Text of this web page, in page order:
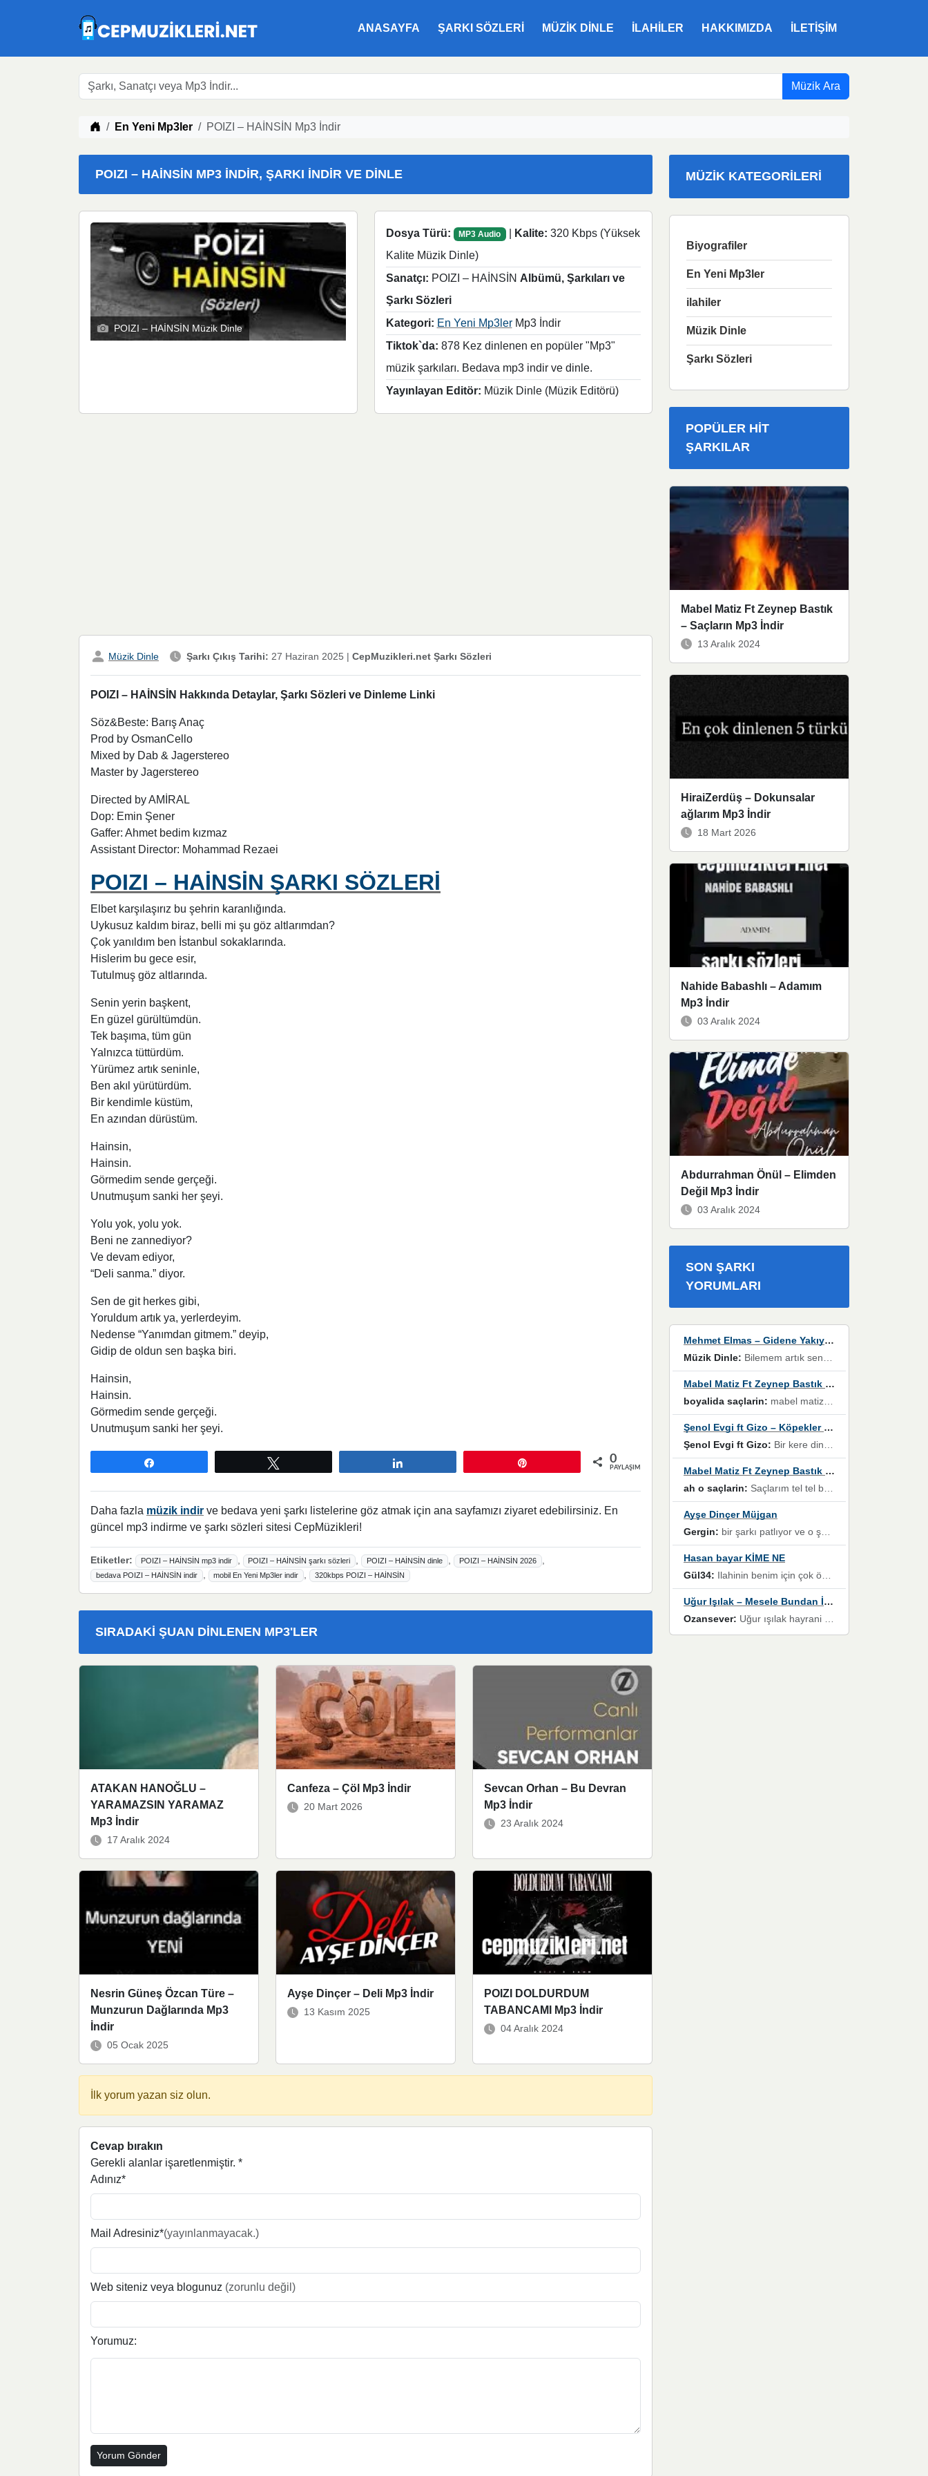
ANASAYFA ŞARKI SÖZLERI MÜZIK DINLE ILAHILER HAKKIMIZDA İLETIŞIM
Müzik Ara
Müzik indir
En Yeni Mp3ler POIZI – HAİNSİN Mp3 İndir
POIZI – HAİNSİN MP3 İNDIR, ŞARKI İNDIR VE DINLE
POIZI – HAİNSİN Müzik Dinle
Dosya Türü: MP3 Audio Kalite: 320 Kbps (Yüksek
Kalite Müzik Dinle)
Sanatçı: POIZI – HAİNSİN Albümü, Şarkıları ve
Şarkı Sözleri
Kategori: En Yeni Mp3lerMp3 İndir
Tiktok`da: 878 Kez dinlenen en popüler "Mp3"
müzik şarkıları. Bedava mp3 indir ve dinle.
Yayınlayan Editör: Müzik Dinle (Müzik Editörü)
Müzik Dinle Şarkı Çıkış Tarihi: 27 Haziran 2025 | CepMuzikleri.net Şarkı Sözleri
POIZI – HAİNSİN Hakkında Detaylar, Şarkı Sözleri ve Dinleme Linki
Söz&Beste: Barış Anaç
Prod by OsmanCello
Mixed by Dab & Jagerstereo
Master by Jagerstereo
Directed by AMİRAL
Dop: Emin Şener
Gaffer: Ahmet bedim kızmaz
Assistant Director: Mohammad Rezaei
POIZI – HAİNSİN ŞARKI SÖZLERİ
Elbet karşılaşırız bu şehrin karanlığında.
Uykusuz kaldım biraz, belli mi şu göz altlarımdan?
Çok yanıldım ben İstanbul sokaklarında.
Hislerim bu gece esir,
Tutulmuş göz altlarında.
Senin yerin başkent,
En güzel gürültümdün.
Tek başıma, tüm gün
Yalnızca tüttürdüm.
Yürümez artık seninle,
Ben akıl yürütürdüm.
Bir kendimle küstüm,
En azından dürüstüm.
Hainsin,
Hainsin.
Görmedim sende gerçeği.
Unutmuşum sanki her şeyi.
Yolu yok, yolu yok.
Beni ne zannediyor?
Ve devam ediyor,
“Deli sanma.” diyor.
Sen de git herkes gibi,
Yoruldum artık ya, yerlerdeyim.
Nedense “Yanımdan gitmem.” deyip,
Gidip de oldun sen başka biri.
Hainsin,
Hainsin.
Görmedim sende gerçeği.
Unutmuşum sanki her şeyi.
0
PAYLAŞIMLAR
Daha fazla müzik indir ve bedava yeni şarkı listelerine göz atmak için ana sayfamızı ziyaret edebilirsiniz. En
güncel mp3 indirme ve şarkı sözleri sitesi CepMüzikleri!
Etiketler: POIZI – HAİNSİN mp3 indir , POIZI – HAİNSİN şarkı sözleri , POIZI – HAİNSİN dinle , POIZI – HAİNSİN 2026 ,
bedava POIZI – HAİNSİN indir , mobil En Yeni Mp3ler indir , 320kbps POIZI – HAİNSİN
SIRADAKI ŞUAN DINLENEN MP3'LER
ATAKAN HANOĞLU –
YARAMAZSIN YARAMAZ
Mp3 İndir
17 Aralık 2024
Canfeza – Çöl Mp3 İndir
20 Mart 2026
Sevcan Orhan – Bu Devran
Mp3 İndir
23 Aralık 2024
Nesrin Güneş Özcan Türe –
Munzurun Dağlarında Mp3
İndir
05 Ocak 2025
Ayşe Dinçer – Deli Mp3 İndir
13 Kasım 2025
POIZI DOLDURDUM
TABANCAMI Mp3 İndir
04 Aralık 2024
İlk yorum yazan siz olun.
Cevap bırakın
Gerekli alanlar işaretlenmiştir. *
Adınız*
Mail Adresiniz*(yayınlanmayacak.)
Web siteniz veya blogunuz (zorunlu değil)
Yorumuz:
MÜZIK KATEGORILERI
Biyografiler
En Yeni Mp3ler
ilahiler
Müzik Dinle
Şarkı Sözleri
POPÜLER HIT
ŞARKILAR
Mabel Matiz Ft Zeynep Bastık
– Saçların Mp3 İndir
13 Aralık 2024
HiraiZerdüş – Dokunsalar
ağlarım Mp3 İndir
18 Mart 2026
Nahide Babashlı – Adamım
Mp3 İndir
03 Aralık 2024
Abdurrahman Önül – Elimden
Değil Mp3 İndir
03 Aralık 2024
SON ŞARKI
YORUMLARI
Mehmet Elmas – Gidene Yakıyorum
Müzik Dinle: Bilemem artık senden bir şans daha / Düştüğün zaman ben olmayacağım yanında” dizeleri, artık geçmişin tekrarına izin verilmeyeceğini, kişisel sınırların çizildiğini gösteriyor.
Mabel Matiz Ft Zeynep Bastık – Saçların
boyalida saçlarin: mabel matiz'in maya albümünde yer alan güzellerden. parça da şarkı hani! müzikal altyapısına vurulduğum, sözlerinde kaybolduğum bir parça olmuş.
Şenol Evgi ft Gizo – Köpekler Tanımadıklarına havlar
Şenol Evgi ft Gizo: Bir kere dinlememe rağmen kulaklardan gitmiyor sen sen sen sen kurban ol sen sen sen sen hayran ol yükses ses müzik dinleme sebebisiniz canlar bomba gibi patladınız maşallah
Mabel Matiz Ft Zeynep Bastık – Saçların
ah o saçlarin: Saçlarım tel tel beyazlıyor beyazlagına degil yanımda sen yoksun ona üzülüyorum günler bir bir geçiyor geçen günlere değil sensiz geçen günlere darılıyorum,Dinledikce asla kavusamayacagim ama asla unutamicagim sevdiğim adam için yanar içim
Ayşe Dinçer Müjgan
Gergin: bir şarkı patlıyor ve o şarkıyı millet her paylaşımın altına koyuyor ve öyle bir durum hal alıyor ki şarkıyı dinlemeden şarkıdan bikıyorsun Ama bu enteresan bir şekilde dillere dolanıyor millet olarak seviyoruz dertlerle boğuşurken bir yandan da göbek atmayi))) diyeceklerim bu kadar güzel hoş bir sayfa emeğinize sağlık arkadaşlar kolay gelsin
Hasan bayar KİME NE
Gül34: Ilahinin benim için çok özel bir yeri var İlk çıktığında komşum ne kadar yüksek sesle dinliyorsa orada duymuştum ve YouTube'dan aratıp Bu ilahiyi bulmuştum ve sonra müdavimi oldum günlük Ben de 3-5 kere dinleyip ezberleyip artık ilahiye bende eşlik ediyorum yüksek sesle Allah razı olsun hizmet nimettir Rabbim sizin zahmetlerinize de hayırlı nimetler versin Selam ve dua ile Allah'a emanet olun
Uğur Işılak – Mesele Bundan İbaret
Ozansever: Uğur ışılak hayrani olarak eski yeni tüm eserlerini keyifle huzurla dinleyenlerden birisiyim, emeğine saygı duyan gönül veren bunu en güzel şekilde sevenlerine ulaştıran siz değerli sayfa yöneticilerine de teşekkür ederim